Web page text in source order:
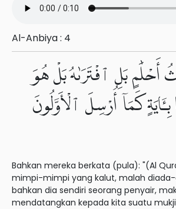
Al-Anbiya : 4
أَحْلَٰمٍۭ بَلِ ٱفْتَرَىٰهُ بَلْ هُوَ
كَمَآ أُرْسِلَ ٱلْأَوَّلُونَ
Bahkan mereka berkata (pula): "(Al
mimpi-mimpi yang kalut, malah
bahkan dia sendiri seorang penyair,
mendatangkan kepada kita suatu